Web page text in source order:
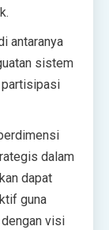
antaranya
sistem
partisipasi
dalam
dapat
guna
visi